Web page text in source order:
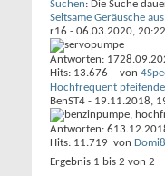
Suchen: Die Suche
Seltsame Geräusche
r16 - 06.03.2020,
Antworten: 17
Hits: 13.676
von
Hochfrequent
BenST4 - 19.11.2018,
Antworten: 6
Hits: 11.719 von
Ergebnis 1 bis 2 von 2